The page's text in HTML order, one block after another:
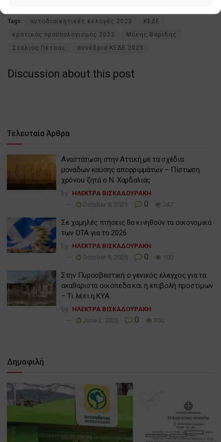
Tags: αυτοδιοικητικές εκλογές 2023
ΚΕΔΕ
κρατικός προϋπολογισμός 2023
Μάκης Βορίδης
Στέλιος Πέτσας
συνέδριο ΚΕΔΕ 2023
Discussion about this post
Τελευταία Άρθρα
Αναστάτωση στην Αττική με τα σχέδια
μονάδων καύσης απορριμμάτων – Πίστωση
χρόνου ζητά ο Ν. Χαρδαλιάς
by ΗΛΕΚΤΡΑ ΒΙΣΚΑΔΟΥΡΑΚΗ
October 8, 2025
0 247
Σε χαμηλές πτήσεις θα κινηθούν τα οικονομικά
των ΟΤΑ για το 2026
by ΗΛΕΚΤΡΑ ΒΙΣΚΑΔΟΥΡΑΚΗ
October 8, 2025
0 100
Στην Πυροσβεστική ο γενικός έλεγχος για τα
ακαθάριστα οικόπεδα και η επιβολή προστίμων
– Τι λέει η ΚΥΑ
by ΗΛΕΚΤΡΑ ΒΙΣΚΑΔΟΥΡΑΚΗ
June 2, 2025
0 300
Δημοφιλή